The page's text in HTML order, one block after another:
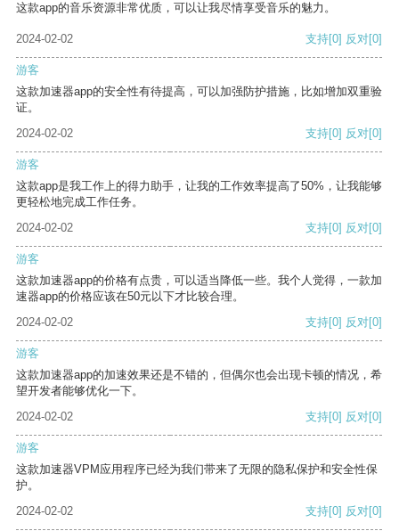
这款app的音乐资源非常优质，可以让我尽情享受音乐的魅力。
2024-02-02 支持[0] 反对[0]
游客
这款加速器app的安全性有待提高，可以加强防护措施，比如增加双重验
证。
2024-02-02
支持[0] 反对[0]
游客
这款app是我工作上的得力助手，让我的工作效率提高了50%，让我能够
更轻松地完成工作任务。
2024-02-02
支持[0] 反对[0]
游客
这款加速器app的价格有点贵，可以适当降低一些。我个人觉得，一款加
速器app的价格应该在50元以下才比较合理。
2024-02-02
支持[0] 反对[0]
游客
这款加速器app的加速效果还是不错的，但偶尔也会出现卡顿的情况，希
望开发者能够优化一下。
2024-02-02
支持[0] 反对[0]
游客
这款加速器VPM应用程序已经为我们带来了无限的隐私保护和安全性保
护。
2024-02-02
支持[0] 反对[0]